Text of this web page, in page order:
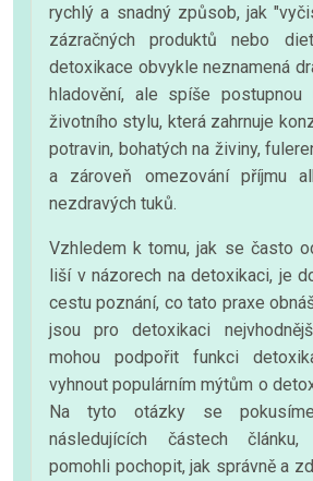
rychlý a snadný způsob, jak
zázračných produktů nebo
detoxikace obvykle neznamená
hladovění, ale spíše postupnou
životního stylu, která zahrnuje
potravin, bohatých na živiny,
a zároveň omezování příjmu
nezdravých tuků.
Vzhledem k tomu, jak se často
liší v názorech na detoxikaci, je
cestu poznání, co tato praxe
jsou pro detoxikaci
mohou podpořit funkci
vyhnout populárním mýtům o
Na tyto otázky se
následujících částech
pomohli pochopit, jak správně a